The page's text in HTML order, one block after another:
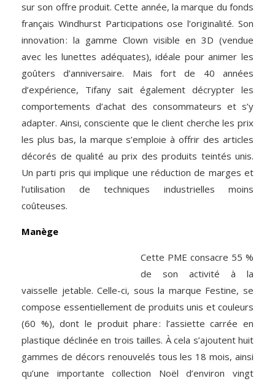
sur son offre produit. Cette année, la marque du fonds
français Windhurst Participations ose l’originalité. Son
innovation : la gamme Clown visible en 3D (vendue
avec les lunettes adéquates), idéale pour animer les
goûters d’anniversaire. Mais fort de 40 années
d’expérience, Tifany sait également décrypter les
comportements d’achat des consommateurs et s’y
adapter. Ainsi, consciente que le client cherche les prix
les plus bas, la marque s’emploie à offrir des articles
décorés de qualité au prix des produits teintés unis.
Un parti pris qui implique une réduction de marges et
l’utilisation de techniques industrielles moins
coûteuses.
Manège
Cette PME consacre 55 %
de son activité à la
vaisselle jetable. Celle-ci, sous la marque Festine, se
compose essentiellement de produits unis et couleurs
(60 %), dont le produit phare : l’assiette carrée en
plastique déclinée en trois tailles. À cela s’ajoutent huit
gammes de décors renouvelés tous les 18 mois, ainsi
qu’une importante collection Noël d’environ vingt